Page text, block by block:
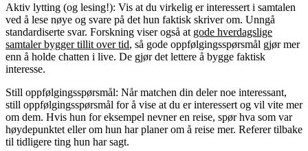
Aktiv lytting (og lesing!): Vis at du virkelig er interessert i samtalen
ved å lese nøye og svare på det hun faktisk skriver om. Unngå
standardiserte svar. Forskning viser også at gode hverdagslige
samtaler bygger tillit over tid, så gode oppfølgingsspørsmål gjør mer
enn å holde chatten i live. De gjør det lettere å bygge faktisk
interesse.
Still oppfølgingsspørsmål: Når matchen din deler noe interessant,
still oppfølgingsspørsmål for å vise at du er interessert og vil vite mer
om dem. Hvis hun for eksempel nevner en reise, spør hva som var
høydepunktet eller om hun har planer om å reise mer. Referer tilbake
til tidligere ting hun har sagt.